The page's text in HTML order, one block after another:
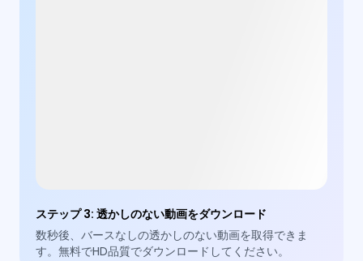
ステップ 3:透かしのない動画をダウンロード
数秒後、バースなしの透かしのない動画を取得できま
す。無料でHD品質でダウンロードしてください。